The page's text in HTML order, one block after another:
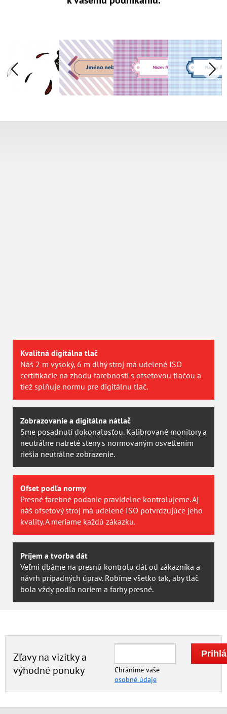
Kvalitná digitálna tlač
Náš 2 m vysoký, 6 m dlhý stroj má udelené ISO
certifikácie na zhodu farebnosti s ofsetovou tlačou a
tiež splňuje normu pre digitálnu tlač.
Zobrazovanie a digitálna nátlač
Sme posadnutí dokonalosťou. Kalibrované monitory a
neutrálne natreté steny s normovaným osvetlením
riešia neutrálne zobrazenie.
Ofset podľa normy
Presné farebné podanie pravidelne kontrolujeme. Aj
náš ofsetový stroj má udelené ISO potvrdzujúce jeho
kvality. A meriame každú zákazku.
Príjem a tvorba dát
Veľmi dbáme na presnú kontrolu dát od zákazníka a
návrh prípadných úprav. Robíme všetko tak, aby tlač
bola vždy podľa noriem a farby presné.
Zľavy na vizitky a
výhodné ponuky
Chránime vaše
osobné údaje